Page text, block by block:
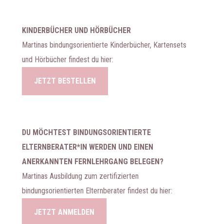
KINDERBÜCHER UND HÖRBÜCHER
Martinas bindungsorientierte Kinderbücher, Kartensets
und Hörbücher findest du hier:
JETZT BESTELLEN
DU MÖCHTEST BINDUNGSORIENTIERTE
ELTERNBERATER*IN WERDEN UND EINEN
ANERKANNTEN FERNLEHRGANG BELEGEN?
Martinas Ausbildung zum zertifizierten
bindungsorientierten Elternberater findest du hier:
JETZT ANMELDEN